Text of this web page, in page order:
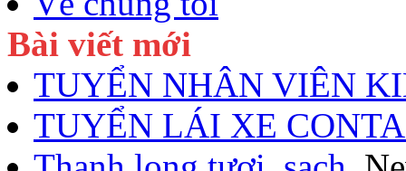
Bài viết mới
TUYỂN NHÂN VIÊN
TUYỂN LÁI XE